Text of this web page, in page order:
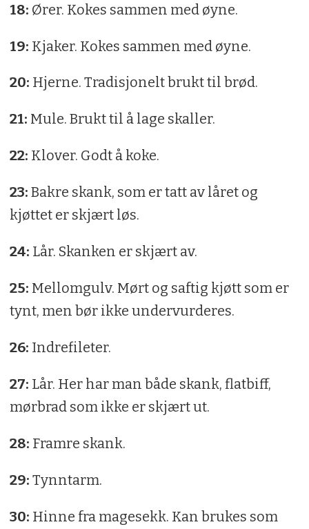
18: Ører. Kokes sammen med øyne.
19: Kjaker. Kokes sammen med øyne.
20: Hjerne. Tradisjonelt brukt til brød.
21: Mule. Brukt til å lage skaller.
22: Klover. Godt å koke.
23: Bakre skank, som er tatt av låret og
kjøttet er skjært løs.
24: Lår. Skanken er skjært av.
25: Mellomgulv. Mørt og saftig kjøtt som er
tynt, men bør ikke undervurderes.
26: Indrefileter.
27: Lår. Her har man både skank, flatbiff,
mørbrad som ikke er skjært ut.
28: Framre skank.
29: Tynntarm.
30: Hinne fra magesekk. Kan brukes som